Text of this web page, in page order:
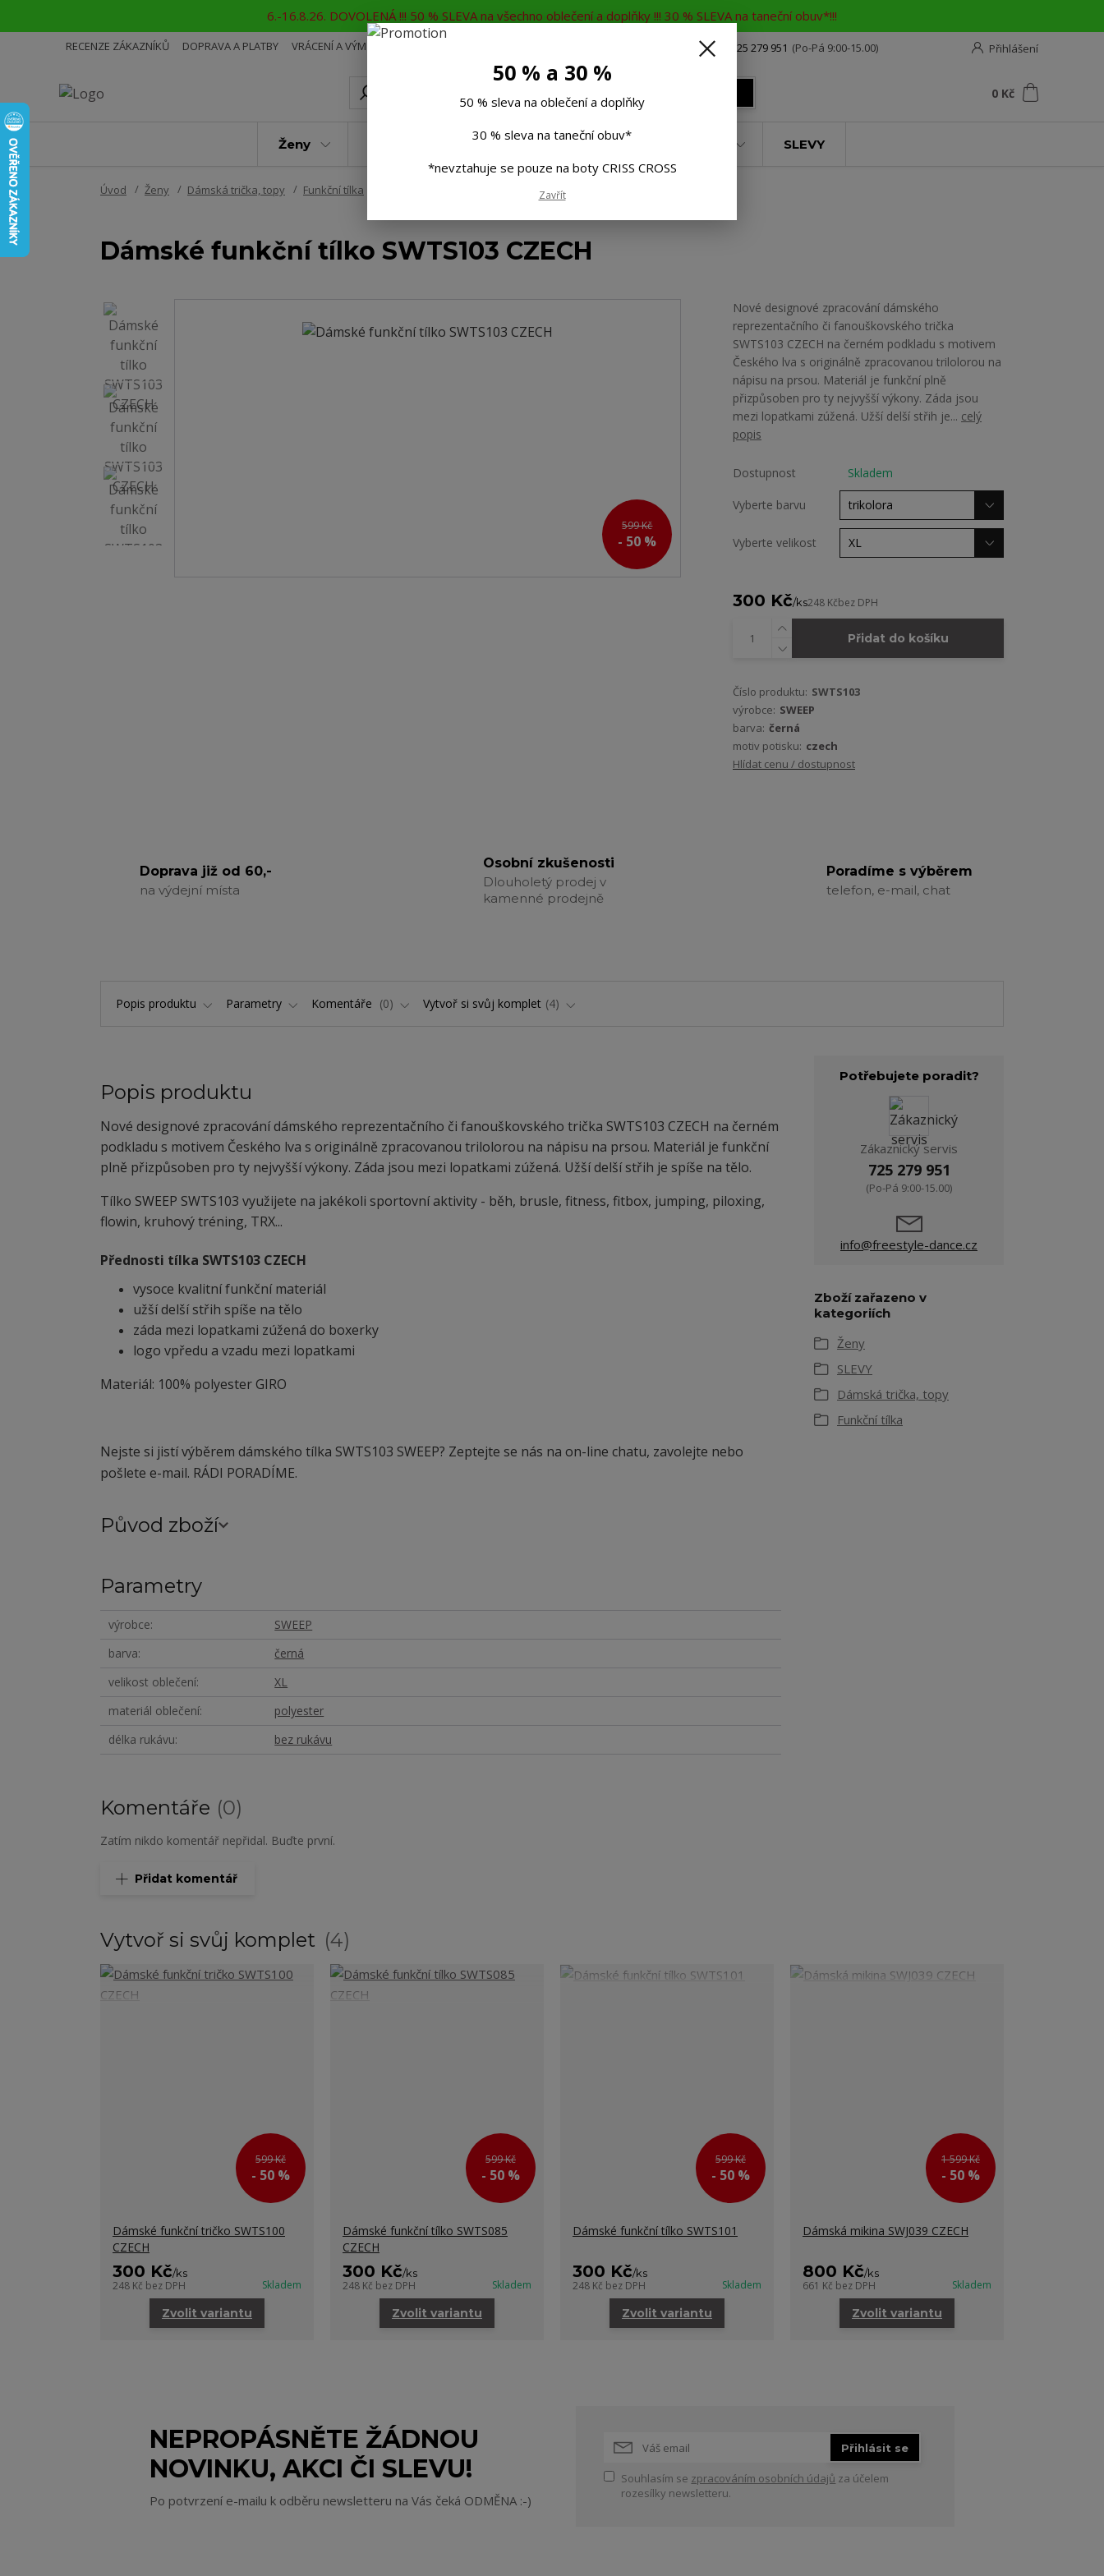
6.-16.8.26. DOVOLENÁ !!! 50 % SLEVA na všechno oblečení a doplňky !!! 30 % SLEVA na taneční obuv*!!!
RECENZE ZÁKAZNÍKŮ DOPRAVA A PLATBY VRÁCENÍ A VÝMĚNA Přihlášení
Rádi Vám poradíme 725 279 951 (Po-Pá 9:00-15.00)
0 Kč
Ženy Děti Taneční boty SLEVY
Úvod Ženy Dámská trička, topy Funkční tílka Dámské funkční tílko SWTS103 CZECH
Dámské funkční tílko SWTS103 CZECH
599 Kč
- 50 %
Nové designové zpracování dámského
reprezentačního či fanouškovského trička
SWTS103 CZECH na černém podkladu s motivem
Českého lva s originálně zpracovanou trilolorou na
nápisu na prsou. Materiál je funkční plně
přizpůsoben pro ty nejvyšší výkony. Záda jsou
mezi lopatkami zúžená. Užší delší střih je... celý
popis
Dostupnost Skladem
Vyberte barvu
Vyberte velikost
300 Kč/ks248 Kčbez DPH
Přidat do košíku
Číslo produktu: SWTS103
výrobce: SWEEP
barva: černá
motiv potisku: czech
Hlídat cenu / dostupnost
Doprava již od 60,-
na výdejní místa
Osobní zkušenosti
Dlouholetý prodej v
kamenné prodejně
Poradíme s výběrem
telefon, e-mail, chat
Popis produktu Parametry Komentáře 0 Vytvoř si svůj komplet 4
Popis produktu
Nové designové zpracování dámského reprezentačního či fanouškovského trička SWTS103 CZECH na černém
podkladu s motivem Českého lva s originálně zpracovanou trilolorou na nápisu na prsou. Materiál je funkční
plně přizpůsoben pro ty nejvyšší výkony. Záda jsou mezi lopatkami zúžená. Užší delší střih je spíše na tělo.
Tílko SWEEP SWTS103 využijete na jakékoli sportovní aktivity - běh, brusle, fitness, fitbox, jumping, piloxing,
flowin, kruhový tréning, TRX...
Přednosti tílka SWTS103 CZECH
vysoce kvalitní funkční materiál
užší delší střih spíše na tělo
záda mezi lopatkami zúžená do boxerky
logo vpředu a vzadu mezi lopatkami
Materiál: 100% polyester GIRO
Nejste si jistí výběrem dámského tílka SWTS103 SWEEP? Zeptejte se nás na on-line chatu, zavolejte nebo
pošlete e-mail. RÁDI PORADÍME.
Původ zboží
Parametry
výrobce
SWEEP
barva
černá
velikost oblečení
XL
materiál oblečení
polyester
délka rukávu
bez rukávu
Komentáře 0
Zatím nikdo komentář nepřidal. Buďte první.
Přidat komentář
Potřebujete poradit?
Zákaznický servis
725 279 951
(Po-Pá 9:00-15.00)
info@freestyle-dance.cz
Zboží zařazeno v
kategoriích
Ženy
SLEVY
Dámská trička, topy
Funkční tílka
Vytvoř si svůj komplet 4
599 Kč
- 50 %
Dámské funkční tričko SWTS100
CZECH
300 Kč/ks
248 Kč bez DPH Skladem
Zvolit variantu
599 Kč
- 50 %
Dámské funkční tílko SWTS085
CZECH
300 Kč/ks
248 Kč bez DPH Skladem
Zvolit variantu
599 Kč
- 50 %
Dámské funkční tílko SWTS101
300 Kč/ks
248 Kč bez DPH Skladem
Zvolit variantu
1 599 Kč
- 50 %
Dámská mikina SWJ039 CZECH
800 Kč/ks
661 Kč bez DPH Skladem
Zvolit variantu
NEPROPÁSNĚTE ŽÁDNOU
NOVINKU, AKCI ČI SLEVU!
Po potvrzení e-mailu k odběru newsletteru na Vás čeká ODMĚNA :-)
Přihlásit se
Souhlasím se zpracováním osobních údajů za účelem
rozesílky newsletteru.
50 % a 30 %
50 % sleva na oblečení a doplňky
30 % sleva na taneční obuv*
*nevztahuje se pouze na boty CRISS CROSS
Zavřít